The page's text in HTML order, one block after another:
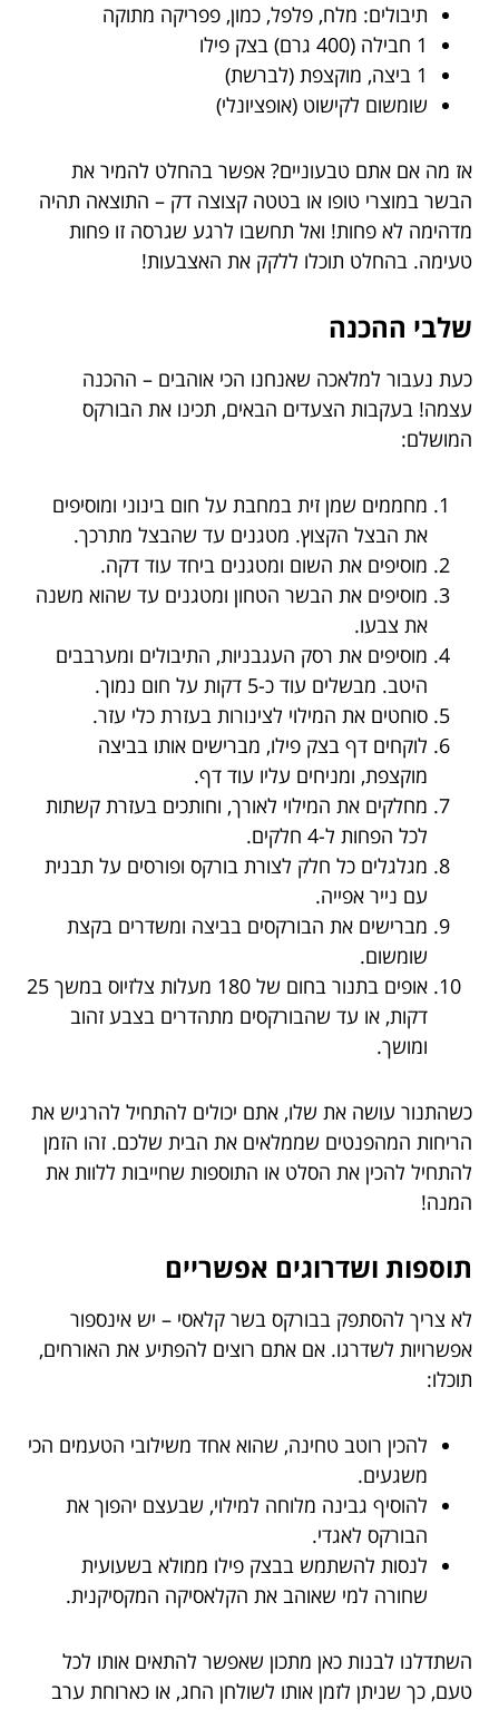
תיבולים: מלח, פלפל, כמון, פפריקה מתוקה
1 חבילה (400 גרם) בצק פילו
1 ביצה, מוקצפת (לברשת)
שומשום לקישוט (אופציונלי)
אז מה אם אתם טבעוניים? אפשר בהחלט להמיר את
הבשר במוצרי טופו או בטטה קצוצה דק – התוצאה תהיה
מדהימה לא פחות! ואל תחשבו לרגע שגרסה זו פחות
טעימה. בהחלט תוכלו ללקק את האצבעות!
שלבי ההכנה
כעת נעבור למלאכה שאנחנו הכי אוהבים – ההכנה
עצמה! בעקבות הצעדים הבאים, תכינו את הבורקס
המושלם:
מחממים שמן זית במחבת על חום בינוני ומוסיפים
את הבצל הקצוץ. מטגנים עד שהבצל מתרכך.
מוסיפים את השום ומטגנים ביחד עוד דקה.
מוסיפים את הבשר הטחון ומטגנים עד שהוא משנה
את צבעו.
מוסיפים את רסק העגבניות, התיבולים ומערבבים
היטב. מבשלים עוד כ-5 דקות על חום נמוך.
סוחטים את המילוי לצינורות בעזרת כלי עזר.
לוקחים דף בצק פילו, מברישים אותו בביצה
מוקצפת, ומניחים עליו עוד דף.
מחלקים את המילוי לאורך, וחותכים בעזרת קשתות
לכל הפחות ל-4 חלקים.
מגלגלים כל חלק לצורת בורקס ופורסים על תבנית
עם נייר אפייה.
מברישים את הבורקסים בביצה ומשדרים בקצת
שומשום.
אופים בתנור בחום של 180 מעלות צלזיוס במשך 25
דקות, או עד שהבורקסים מתהדרים בצבע זהוב
ומושך.
כשהתנור עושה את שלו, אתם יכולים להתחיל להרגיש את
הריחות המהפנטים שממלאים את הבית שלכם. זהו הזמן
להתחיל להכין את הסלט או התוספות שחייבות ללוות את
המנה!
תוספות ושדרוגים אפשריים
לא צריך להסתפק בבורקס בשר קלאסי – יש אינספור
אפשרויות לשדרגו. אם אתם רוצים להפתיע את האורחים,
תוכלו:
להכין רוטב טחינה, שהוא אחד משילובי הטעמים הכי
משגעים.
להוסיף גבינה מלוחה למילוי, שבעצם יהפוך את
הבורקס לאגדי.
לנסות להשתמש בבצק פילו ממולא בשעועית
שחורה למי שאוהב את הקלאסיקה המקסיקנית.
השתדלנו לבנות כאן מתכון שאפשר להתאים אותו לכל
טעם, כך שניתן לזמן אותו לשולחן החג, או כארוחת ערב